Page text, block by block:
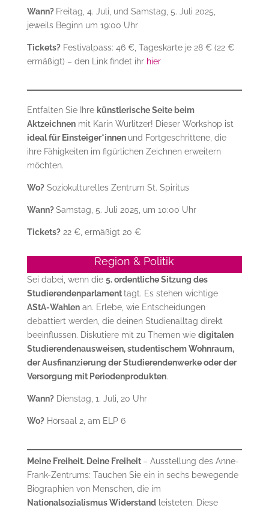
Wann? Freitag, 4. Juli, und Samstag, 5. Juli 2025,
jeweils Beginn um 19:00 Uhr
Tickets?Festivalpass: 46 €, Tageskarte je 28 € (22 €
ermäßigt) – den Link findet ihr hier
Entfalten Sie Ihre künstlerische Seite beim
Aktzeichnenmit Karin Wurlitzer! Dieser Workshop ist
ideal für Einsteiger*innen und Fortgeschrittene, die
ihre Fähigkeiten im figürlichen Zeichnen erweitern
möchten.
Wo?Soziokulturelles Zentrum St. Spiritus
Wann?Samstag, 5. Juli 2025, um 10:00 Uhr
Tickets?22 €, ermäßigt 20 €
Region & Politik
Sei dabei, wenn die 5. ordentliche Sitzung des
Studierendenparlamenttagt. Es stehen wichtige
AStA-Wahlenan. Erlebe, wie Entscheidungen
debattiert werden, die deinen Studienalltag direkt
beeinflussen. Diskutiere mit zu Themen wie digitalen
Studierendenausweisen, studentischem Wohnraum,
der Ausfinanzierung der Studierendenwerke oder der
Versorgung mit Periodenprodukten.
Wann?Dienstag, 1. Juli, 20 Uhr
Wo?Hörsaal 2, am ELP 6
Meine Freiheit. Deine Freiheit – Ausstellung des Anne-
Frank-Zentrums: Tauchen Sie ein in sechs bewegende
Biographien von Menschen, die im
Nationalsozialismus Widerstandleisteten. Diese